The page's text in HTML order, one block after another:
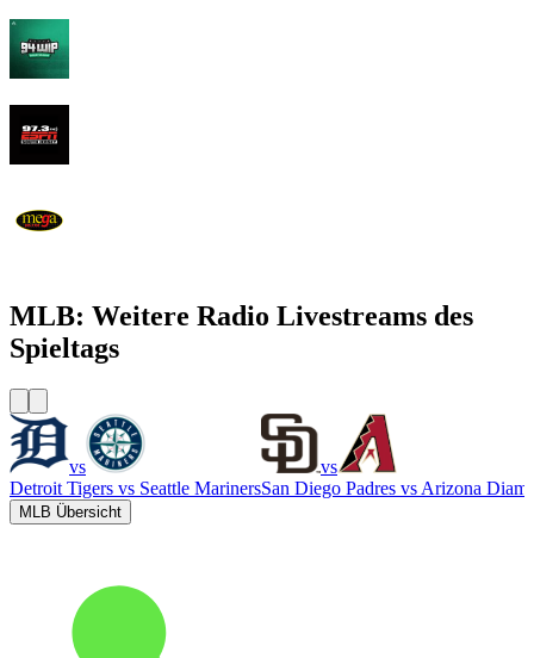
MLB: Weitere Radio Livestreams des
Spieltags
vs
Detroit Tigers vs Seattle Mariners
vs
San Diego Padres vs Arizona
MLB Übersicht